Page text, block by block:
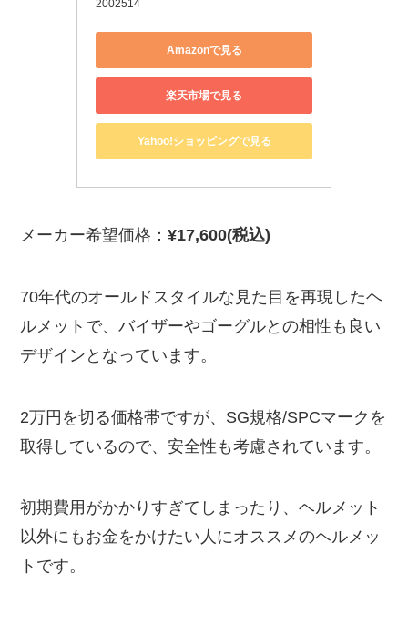
2002514
Amazonで見る
楽天市場で見る
Yahoo!ショッピングで見る
メーカー希望価格：¥17,600(税込)
70年代のオールドスタイルな見た目を再現したヘ
ルメットで、バイザーやゴーグルとの相性も良い
デザインとなっています。
2万円を切る価格帯ですが、SG規格/SPCマークを
取得しているので、安全性も考慮されています。
初期費用がかかりすぎてしまったり、ヘルメット
以外にもお金をかけたい人にオススメのヘルメッ
トです。